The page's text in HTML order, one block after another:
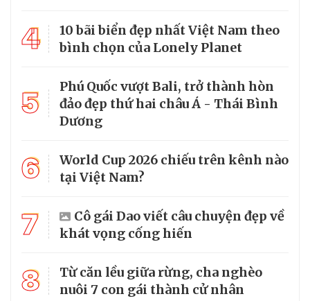
4
10 bãi biển đẹp nhất Việt Nam theo
bình chọn của Lonely Planet
5
Phú Quốc vượt Bali, trở thành hòn
đảo đẹp thứ hai châu Á - Thái Bình
Dương
6
World Cup 2026 chiếu trên kênh nào
tại Việt Nam?
7
Cô gái Dao viết câu chuyện đẹp về
khát vọng cống hiến
8
Từ căn lều giữa rừng, cha nghèo
nuôi 7 con gái thành cử nhân